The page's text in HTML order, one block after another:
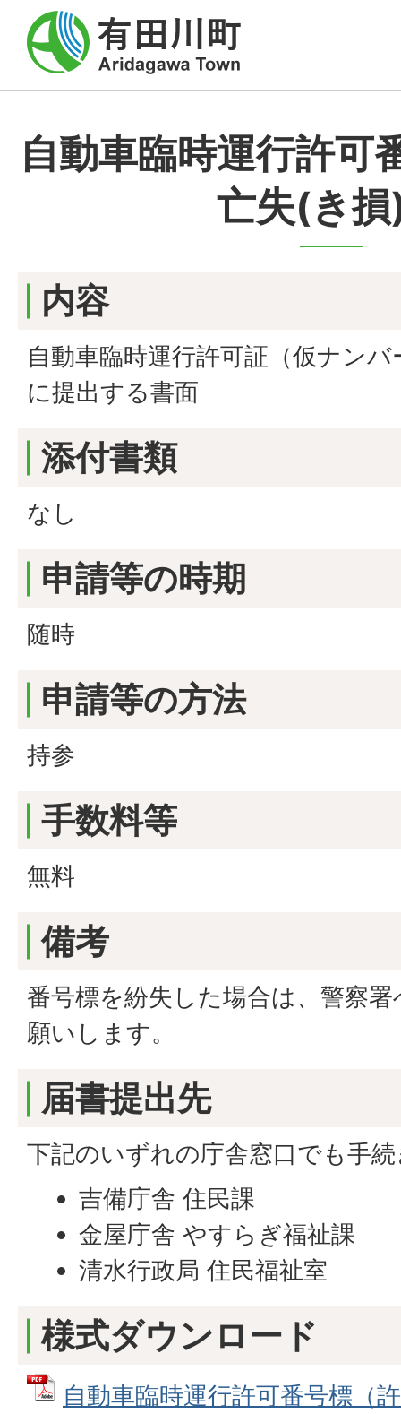
自動車臨時運行許可
亡失(き
内容
自動車臨時運行許可証（仮ナン
に提出する書面
添付書類
なし
申請等の時期
随時
申請等の方法
持参
手数料等
無料
備考
番号標を紛失した場合は、警察
願いします。
届書提出先
下記のいずれの庁舎窓口でも手
吉備庁舎 住民課
金屋庁舎 やすらぎ福祉課
清水行政局 住民福祉室
様式ダウンロード
自動車臨時運行許可番号標（